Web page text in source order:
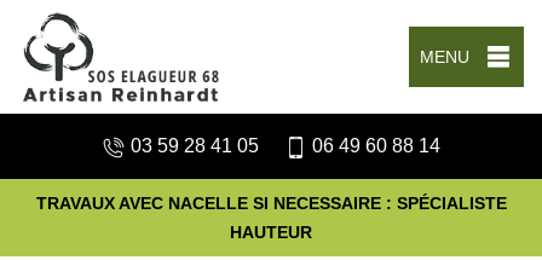
MENU
03 59 28 41 05 06 49 60 88 14
TRAVAUX AVEC NACELLE SI NECESSAIRE : SPÉCIALISTE
HAUTEUR